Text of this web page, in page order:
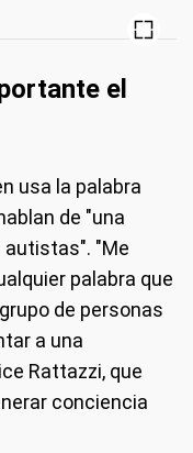
el
usa la palabra
de "una
"Me
palabra que
de personas
a una
Rattazzi, que
conciencia